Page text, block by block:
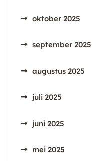
oktober 2025
september 2025
augustus 2025
juli 2025
juni 2025
mei 2025